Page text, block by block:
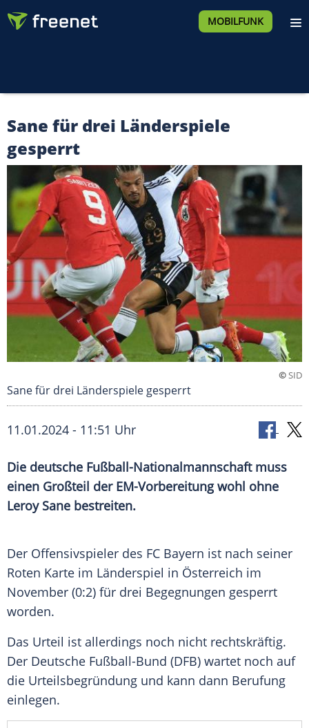
MOBILFUNK
Sane für drei Länderspiele
gesperrt
©SID
Sane für drei Länderspiele gesperrt
11.01.2024 - 11:51 Uhr
Die deutsche Fußball-Nationalmannschaft muss
einen Großteil der EM-Vorbereitung wohl ohne
Leroy Sane bestreiten.
Der Offensivspieler des FC Bayern ist nach seiner
Roten Karte im Länderspiel in Österreich im
November (0:2) für drei Begegnungen gesperrt
worden.
Das Urteil ist allerdings noch nicht rechtskräftig.
Der Deutsche Fußball-Bund (DFB) wartet noch auf
die Urteilsbegründung und kann dann Berufung
einlegen.